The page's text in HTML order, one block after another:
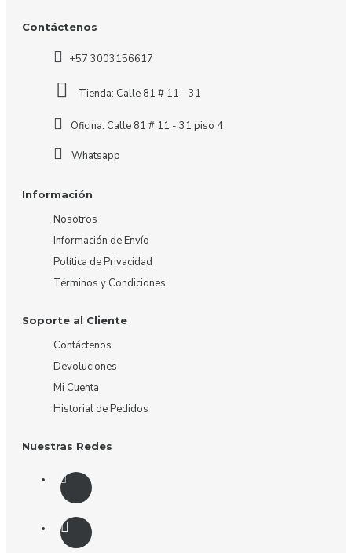
Contáctenos
+57 3003156617
Tienda: Calle 81 # 11 - 31
Oficina: Calle 81 # 11 - 31 piso 4
Whatsapp
Información
Nosotros
Información de Envío
Política de Privacidad
Términos y Condiciones
Soporte al Cliente
Contáctenos
Devoluciones
Mi Cuenta
Historial de Pedidos
Nuestras Redes